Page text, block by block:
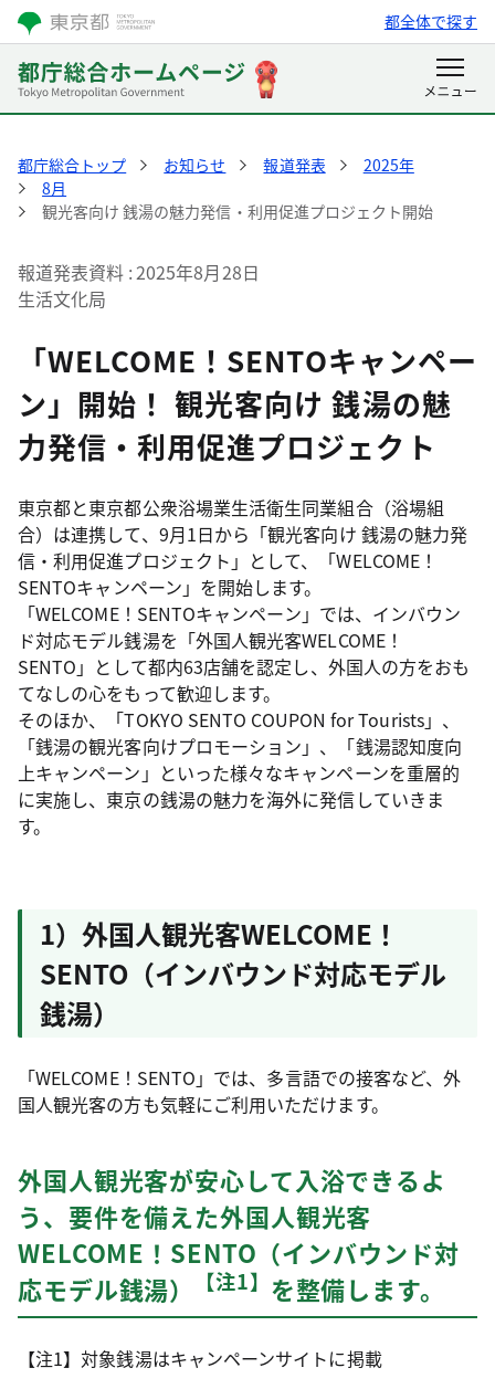
都全体で探す
都庁総合トップ お知らせ 報道発表
2025年
8月
観光客向け 銭湯の魅力発信・利用促進プロジェクト開始
報道発表資料 2025年8月28日
生活文化局
「WELCOME！SENTOキャンペー
ン」開始！ 観光客向け 銭湯の魅
力発信・利用促進プロジェクト
東京都と東京都公衆浴場業生活衛生同業組合（浴場組
合）は連携して、9月1日から「観光客向け 銭湯の魅力発
信・利用促進プロジェクト」として、「WELCOME！
SENTOキャンペーン」を開始します。
「WELCOME！SENTOキャンペーン」では、インバウン
ド対応モデル銭湯を「外国人観光客WELCOME！
SENTO」として都内63店舗を認定し、外国人の方をおも
てなしの心をもって歓迎します。
そのほか、「TOKYO SENTO COUPON for Tourists」、
「銭湯の観光客向けプロモーション」、「銭湯認知度向
上キャンペーン」といった様々なキャンペーンを重層的
に実施し、東京の銭湯の魅力を海外に発信していきま
す。
1）外国人観光客WELCOME！
SENTO（インバウンド対応モデル
銭湯）
「WELCOME！SENTO」では、多言語での接客など、外
国人観光客の方も気軽にご利用いただけます。
外国人観光客が安心して入浴できるよ
う、要件を備えた外国人観光客
WELCOME！SENTO（インバウンド対
応モデル銭湯）
【注1】 を整備します。
【注1】対象銭湯はキャンペーンサイトに掲載